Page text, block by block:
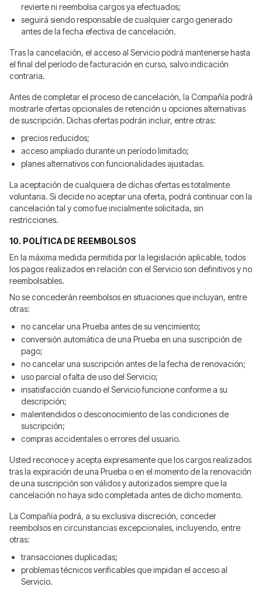
revierte ni reembolsa cargos ya efectuados;
seguirá siendo responsable de cualquier cargo generado
antes de la fecha efectiva de cancelación.
Tras la cancelación, el acceso al Servicio podrá mantenerse hasta
el final del período de facturación en curso, salvo indicación
contraria.
Antes de completar el proceso de cancelación, la Compañía podrá
mostrarle ofertas opcionales de retención u opciones alternativas
de suscripción. Dichas ofertas podrán incluir, entre otras:
precios reducidos;
acceso ampliado durante un período limitado;
planes alternativos con funcionalidades ajustadas.
La aceptación de cualquiera de dichas ofertas es totalmente
voluntaria. Si decide no aceptar una oferta, podrá continuar con la
cancelación tal y como fue inicialmente solicitada, sin
restricciones.
10. POLÍTICA DE REEMBOLSOS
En la máxima medida permitida por la legislación aplicable, todos
los pagos realizados en relación con el Servicio son definitivos y no
reembolsables.
No se concederán reembolsos en situaciones que incluyan, entre
otras:
no cancelar una Prueba antes de su vencimiento;
conversión automática de una Prueba en una suscripción de
pago;
no cancelar una suscripción antes de la fecha de renovación;
uso parcial o falta de uso del Servicio;
insatisfacción cuando el Servicio funcione conforme a su
descripción;
malentendidos o desconocimiento de las condiciones de
suscripción;
compras accidentales o errores del usuario.
Usted reconoce y acepta expresamente que los cargos realizados
tras la expiración de una Prueba o en el momento de la renovación
de una suscripción son válidos y autorizados siempre que la
cancelación no haya sido completada antes de dicho momento.
La Compañía podrá, a su exclusiva discreción, conceder
reembolsos en circunstancias excepcionales, incluyendo, entre
otras:
transacciones duplicadas;
problemas técnicos verificables que impidan el acceso al
Servicio.